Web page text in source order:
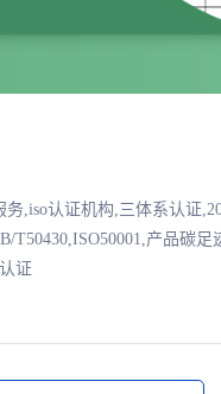
,iso认证机构,三体系认证
T50430,ISO50001,产品
证